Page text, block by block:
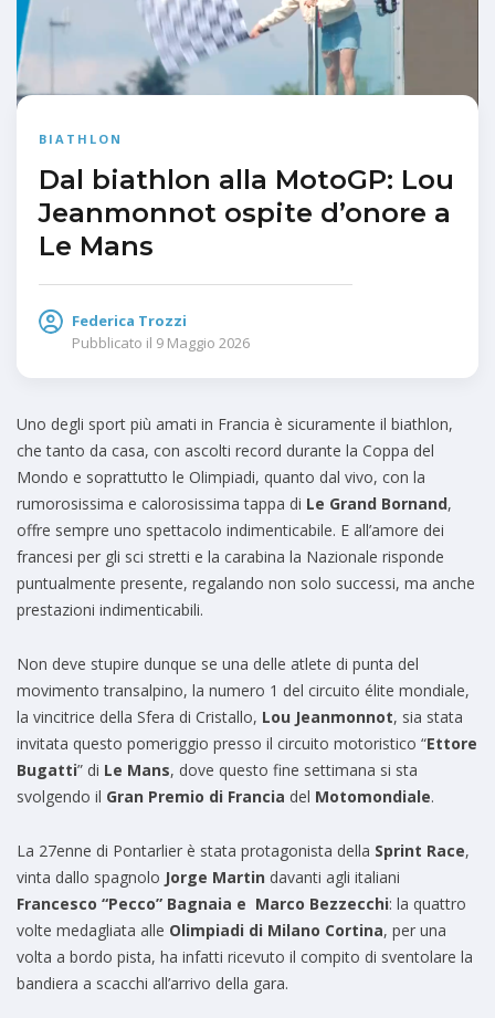
BIATHLON
Dal biathlon alla MotoGP: Lou
Jeanmonnot ospite d’onore a
Le Mans
Federica Trozzi
Pubblicato il 9 Maggio 2026
Uno degli sport più amati in Francia è sicuramente il biathlon,
che tanto da casa, con ascolti record durante la Coppa del
Mondo e soprattutto le Olimpiadi, quanto dal vivo, con la
rumorosissima e calorosissima tappa di Le Grand Bornand,
offre sempre uno spettacolo indimenticabile. E all’amore dei
francesi per gli sci stretti e la carabina la Nazionale risponde
puntualmente presente, regalando non solo successi, ma anche
prestazioni indimenticabili.
Non deve stupire dunque se una delle atlete di punta del
movimento transalpino, la numero 1 del circuito élite mondiale,
la vincitrice della Sfera di Cristallo, Lou Jeanmonnot, sia stata
invitata questo pomeriggio presso il circuito motoristico “Ettore
Bugatti” di Le Mans, dove questo fine settimana si sta
svolgendo il Gran Premio di Francia del Motomondiale.
La 27enne di Pontarlier è stata protagonista della Sprint Race,
vinta dallo spagnolo Jorge Martin davanti agli italiani
Francesco “Pecco” Bagnaia e Marco Bezzecchi: la quattro
volte medagliata alle Olimpiadi di Milano Cortina, per una
volta a bordo pista, ha infatti ricevuto il compito di sventolare la
bandiera a scacchi all’arrivo della gara.